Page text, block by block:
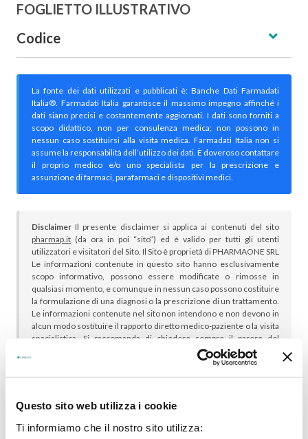
Questo sito web utilizza i cookie
Ti informiamo che il nostro sito utilizza:
FOGLIETTO ILLUSTRATIVO
Codice
La fonte dei dati utilizzati e pubblicati è: Banche Dati Farmadati
Italia®. Farmadati Italia garantisce il massimo impegno affinché i
dati siano precisi e costantemente aggiornati. I dati sono forniti a
scopo didattico, non per consulenza medica; non possono in
nessun caso sostituirsi alla visita medica. Farmadati Italia non si
assume la responsabilità dell’utilizzo dei dati. È doveroso contattare
il proprio medico e/o uno specialista per la prescrizione e
assunzione di farmaci, parafarmaci e dispositivi medici.
Disclaimer Il presente disclaimer si applica ai contenuti del sito
pharmap.it (da ora in poi “sito”) ed è valido per tutti gli utenti
utilizzatori e visitatori del Sito. Il Sito è proprietà di PHARMAONE SRL
Le informazioni contenute in questo sito hanno esclusivamente
scopo informativo, possono essere modificate o rimosse in
qualsiasi momento, e comunque in nessun caso possono costituire
la formulazione di una diagnosi o la prescrizione di un trattamento.
Le informazioni contenute nel sito non intendono e non devono in
alcun modo sostituire il rapporto diretto medico-paziente o la visita
specialistica. Si raccomanda di chiedere sempre il parere del
proprio medico curante e/o di specialisti riguardo qualsiasi
indicazione riportata. Se si hanno dubbi o quesiti sull’uso di un
medicinale è necessario consultare il proprio medico.